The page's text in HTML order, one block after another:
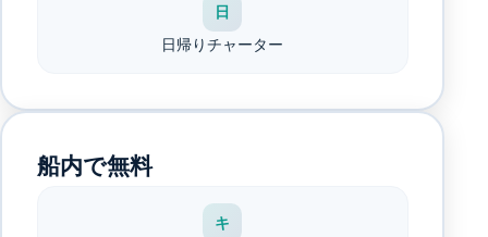
日
日帰りチャーター
船内で無料
キ